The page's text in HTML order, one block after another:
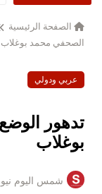
الصفحة الرئيسية
الصحفي محمد بوغلاب
عربي ودولي
تدهور
بوغلاب
شمس اليوم نيوز